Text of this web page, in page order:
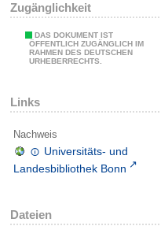
Zugänglichkeit
DAS DOKUMENT IST
ÖFFENTLICH ZUGÄNGLICH IM
RAHMEN DES DEUTSCHEN
URHEBERRECHTS.
Links
Nachweis
Universitäts- und
Landesbibliothek Bonn
Dateien